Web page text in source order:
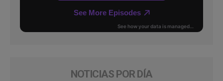
NOTICIAS POR DÍA